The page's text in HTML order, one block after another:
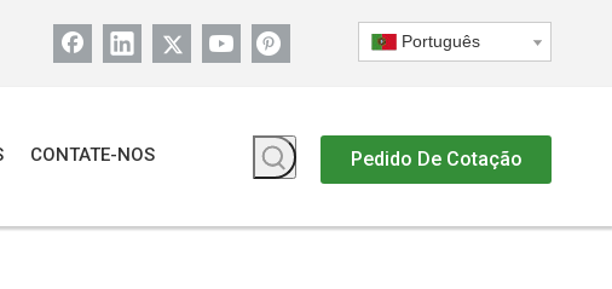
Português
CONTATE-NOS Pedido De Cotação